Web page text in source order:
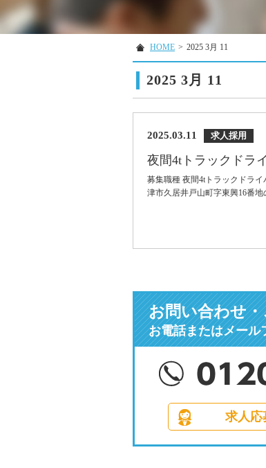
HOME > 2025 3月 11
2025 3月 11
2025.03.11 求人採用
夜間4tトラックドラ
募集職種 夜間4tトラックドラ
津市久居井戸山町字東興16番
お問い合わせ
お電話またはメール
求人応